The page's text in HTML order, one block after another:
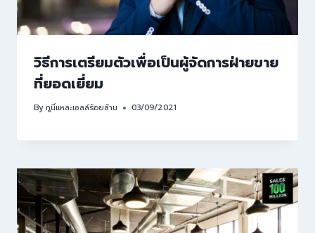
วิธีการเตรียมตัวเพื่อเป็นผู้จัดการฝ่ายขาย
ที่ยอดเยี่ยม
Byกูนี่แหละเซลล์ร้อยล้าน 03/09/2021